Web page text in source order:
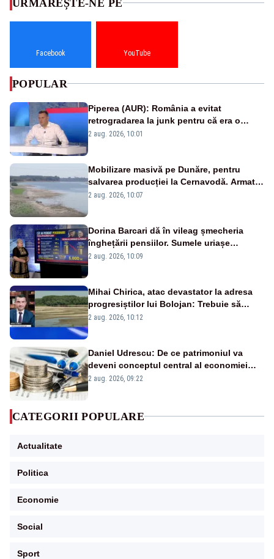
URMĂREȘTE-NE PE
Facebook YouTube
POPULAR
Piperea (AUR): România a evitat
retrogradarea la junk pentru că era o
catastrofă pentru bănci și fondurile de
2 aug. 2026, 10:01
Mobilizare masivă pe Dunăre, pentru
salvarea producției la Cernavodă. Armata
va detona o stâncă și va devia apa
2 aug. 2026, 10:07
Dorina Barcari dă în vileag șmecheria
înghețării pensiilor. Sumele uriașe
pierdute de fiecare român
2 aug. 2026, 10:09
Mihai Chirica, atac devastator la adresa
progresiștilor lui Bolojan: Trebuie să
protejăm și natura, dar nu șținem omaneii
2 aug. 2026, 10:12
Daniel Udrescu: De ce patrimoniul va
deveni conceptul central al economiei
viitoare?
2 aug. 2026, 09:22
CATEGORII POPULARE
Actualitate
Politica
Economie
Social
Sport